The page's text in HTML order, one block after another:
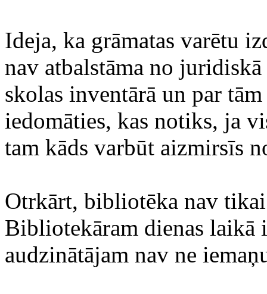
Ideja, ka grāmatas varētu
nav atbalstāma no
skolas inventārā un par
iedomāties, kas notiks, ja
tam kāds varbūt aizmirsīs
Otrkārt, bibliotēka nav
Bibliotekāram dienas laikā
audzinātājam nav ne